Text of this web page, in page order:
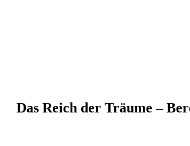
Das Reich der Träume –